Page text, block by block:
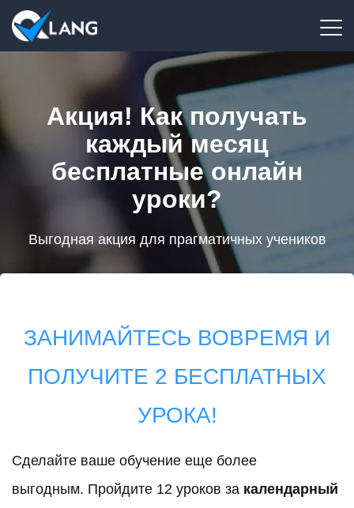
Акция! Как получать
каждый месяц
бесплатные онлайн
уроки?
Выгодная акция для прагматичных учеников
ЗАНИМАЙТЕСЬ ВОВРЕМЯ И
ПОЛУЧИТЕ 2 БЕСПЛАТНЫХ
УРОКА!
Сделайте ваше обучение еще более
выгодным. Пройдите 12 уроков за календарный